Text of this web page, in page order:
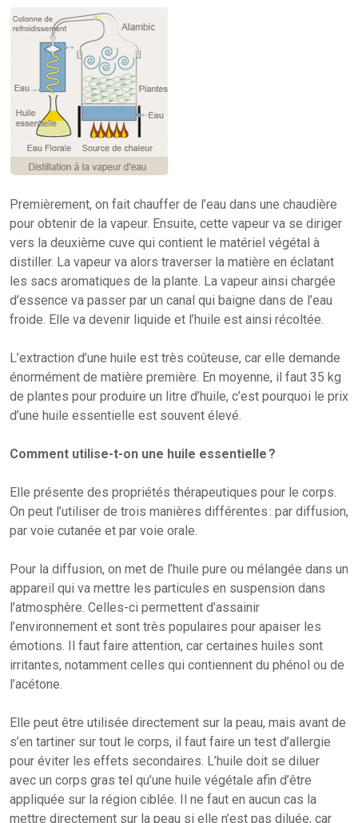
Premièrement, on fait chauffer de l’eau dans une chaudière
pour obtenir de la vapeur. Ensuite, cette vapeur va se diriger
vers la deuxième cuve qui contient le matériel végétal à
distiller. La vapeur va alors traverser la matière en éclatant
les sacs aromatiques de la plante. La vapeur ainsi chargée
d’essence va passer par un canal qui baigne dans de l’eau
froide. Elle va devenir liquide et l’huile est ainsi récoltée.
L’extraction d’une huile est très coûteuse, car elle demande
énormément de matière première. En moyenne, il faut 35 kg
de plantes pour produire un litre d’huile, c’est pourquoi le prix
d’une huile essentielle est souvent élevé.
Comment utilise-t-on une huile essentielle ?
Elle présente des propriétés thérapeutiques pour le corps.
On peut l’utiliser de trois manières différentes : par diffusion,
par voie cutanée et par voie orale.
Pour la diffusion, on met de l’huile pure ou mélangée dans un
appareil qui va mettre les particules en suspension dans
l’atmosphère. Celles-ci permettent d’assainir
l’environnement et sont très populaires pour apaiser les
émotions. Il faut faire attention, car certaines huiles sont
irritantes, notamment celles qui contiennent du phénol ou de
l’acétone.
Elle peut être utilisée directement sur la peau, mais avant de
s’en tartiner sur tout le corps, il faut faire un test d’allergie
pour éviter les effets secondaires. L’huile doit se diluer
avec un corps gras tel qu’une huile végétale afin d’être
appliquée sur la région ciblée. Il ne faut en aucun cas la
mettre directement sur la peau si elle n’est pas diluée, car